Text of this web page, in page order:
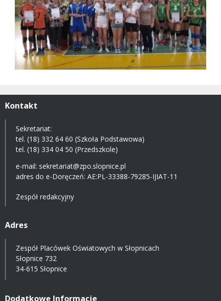
Kontakt
Sekretariat:
tel. (18) 332 64 60 (Szkoła Podstawowa)
tel. (18) 334 04 50 (Przedszkole)
e-mail: sekretariat@zpo.slopnice.pl
adres do e-Doręczeń: AE:PL-33388-79285-IJIAT-11
Zespół redakcyjny
Adres
Zespół Placówek Oświatowych w Słopnicach
Słopnice 732
34-615 Słopnice
Dodatkowe Informacje